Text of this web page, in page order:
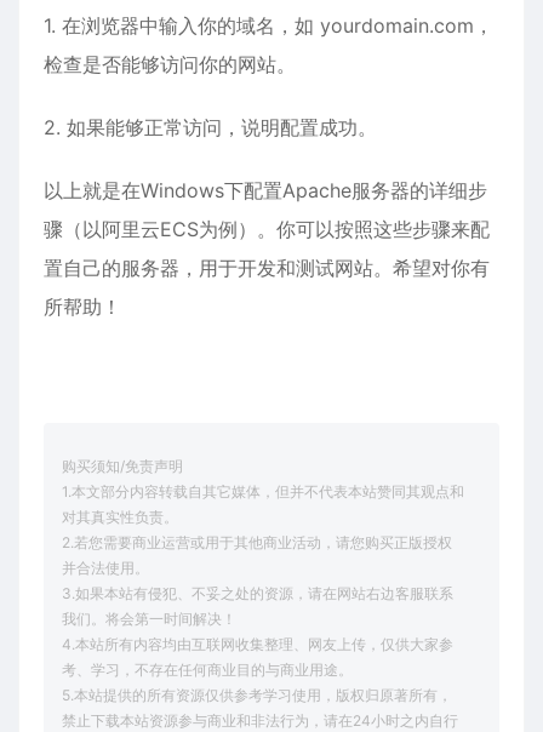
1. 在浏览器中输入你的域名，如 yourdomain.com，
检查是否能够访问你的网站。
2. 如果能够正常访问，说明配置成功。
以上就是在Windows下配置Apache服务器的详细步
骤（以阿里云ECS为例）。你可以按照这些步骤来配
置自己的服务器，用于开发和测试网站。希望对你有
所帮助！
购买须知/免责声明
1.本文部分内容转载自其它媒体，但并不代表本站赞同其观点和
对其真实性负责。
2.若您需要商业运营或用于其他商业活动，请您购买正版授权
并合法使用。
3.如果本站有侵犯、不妥之处的资源，请在网站右边客服联系
我们。将会第一时间解决！
4.本站所有内容均由互联网收集整理、网友上传，仅供大家参
考、学习，不存在任何商业目的与商业用途。
5.本站提供的所有资源仅供参考学习使用，版权归原著所有，
禁止下载本站资源参与商业和非法行为，请在24小时之内自行